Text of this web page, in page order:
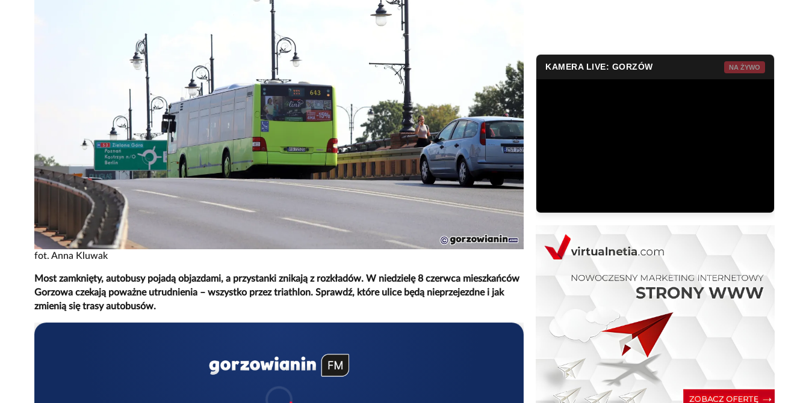
fot. Anna Kluwak
Most zamknięty, autobusy pojadą objazdami, a przystanki znikają z rozkładów. W niedzielę 8 czerwca mieszkańców
Gorzowa czekają poważne utrudnienia – wszystko przez triathlon. Sprawdź, które ulice będą nieprzejezdne i jak
zmienią się trasy autobusów.
KAMERA LIVE: GORZÓW NA ŻYWO